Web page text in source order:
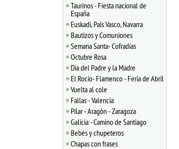
Taurinos - Fiesta nacional de
España
Euskadi, Pais Vasco, Navarra
Bautizos y Comuniones
Semana Santa- Cofradías
Octubre Rosa
Día del Padre y la Madre
El Rocío- Flamenco - Feria de Abril
Vuelta al cole
Fallas - Valencia
Pilar - Aragón - Zaragoza
Galicia - Camino de Santiago
Bebés y chupeteros
Chapas con frases
50 ESPACIADORES PESA DE
MADERA 6x6 mm MIX DE
COLORES
0.75